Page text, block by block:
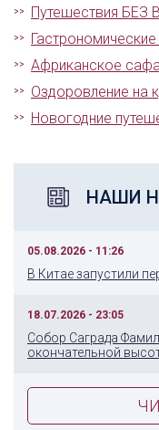
Путешествия БЕЗ
Африканское
Оздоровление на
Новогодние
НАШИ
05.08.2026 - 11:26
В Китае запустили
18.07.2026 - 23:05
Собор Саграда
окончательной